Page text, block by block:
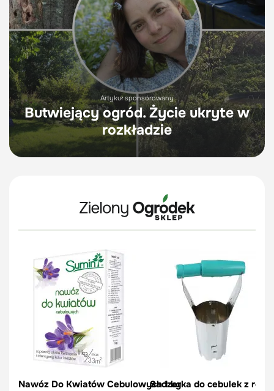
Artykuł sponsorowany
Butwiejący ogród. Życie ukryte w
rozkładzie
Nawóz Do Kwiatów Cebulowych 1 kgSadzarka do cebulek z